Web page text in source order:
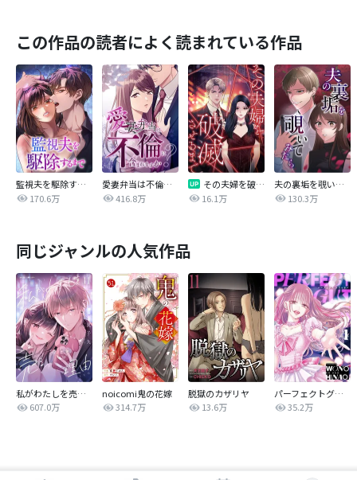
この作品の読者によく読まれている作品
監視夫を駆除するまで
170.6万
愛妻弁当は不倫に含まれますか？
416.8万
その夫婦を破滅させるまで
16.1万
夫の裏垢を覗いてみたら
130.3万
同じジャンルの人気作品
私がわたしを売る理由
607.0万
noicomi鬼の花嫁
314.7万
脱獄のカザリヤ
13.6万
パーフェクトグリッター
35.2万